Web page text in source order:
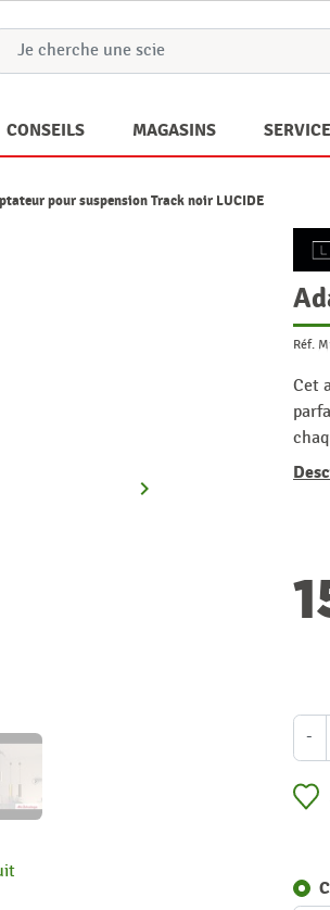
CONSEILS MAGASINS
pour suspension Track noir LUCIDE
Suivant
keyboard_arrow_right
Réf.
Cet
-